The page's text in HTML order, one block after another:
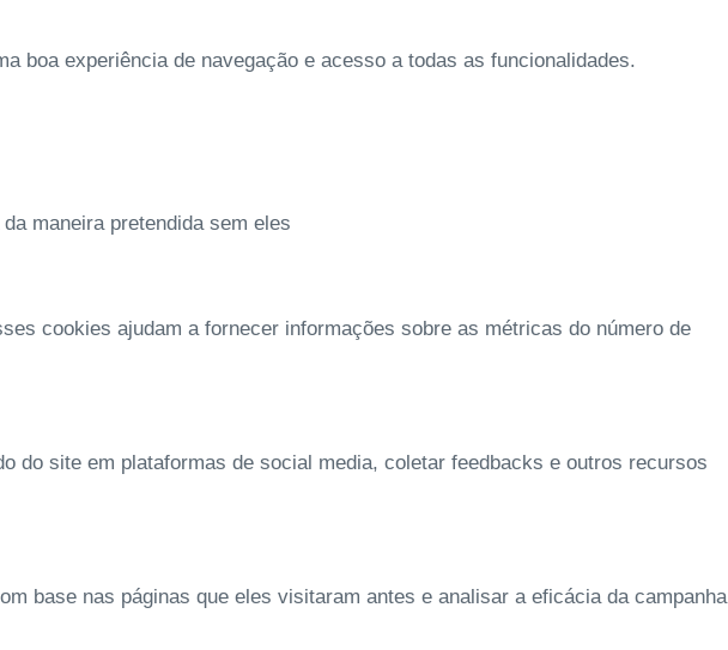
boa experiência de navegação e acesso a todas as funcionalidades.
maneira pretendida sem eles
cookies ajudam a fornecer informações sobre as métricas do número de
do site em plataformas de social media, coletar feedbacks e outros recursos
base nas páginas que eles visitaram antes e analisar a eficácia da campanha